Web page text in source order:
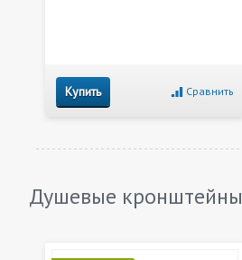
Купить Сравнить
Душевые кронштейны